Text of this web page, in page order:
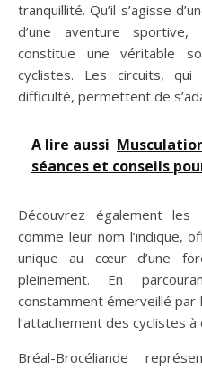
tranquillité. Qu’il s’agisse
d’une aventure
constitue une véritable
cyclistes. Les circuits,
difficulté, permettent de
A lire aussi
séances et conseils
Découvrez également les
comme leur nom l’indique,
unique au cœur d’une
pleinement. En
constamment émerveillé par
l’attachement des cyclistes à
Bréal-Brocéliande